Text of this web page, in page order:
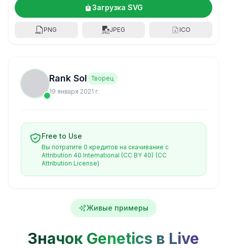
Загрузка SVG
PNG JPEG ICO
Rank Sol Творец
19 января 2021 г.
Free to Use
Вы потратите 0 кредитов на скачивание с
Attribution 40 International (CC BY 40) (CC
Attribution License)
Живые примеры
Значок Genetics в Live